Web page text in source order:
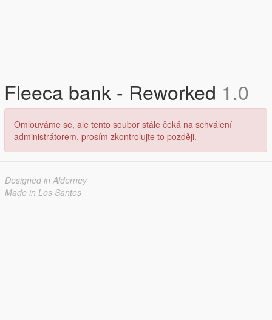
Fleeca bank - Reworked 1.0
Omlouváme se, ale tento soubor stále čeká na schválení
administrátorem, prosím zkontrolujte to později.
Designed in Alderney
Made in Los Santos